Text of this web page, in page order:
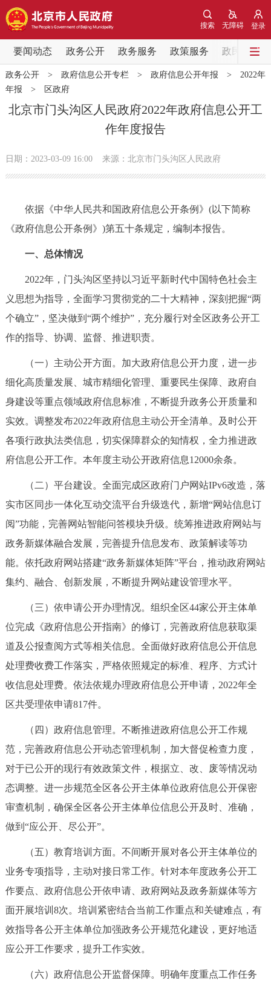
登录
无障碍
搜索
要闻动态 政务公开 政务服务 政策服务 政民互动
要闻动态
党中央精神 国务院信息 中央部委动态
北京要闻 会议信息 部门动态
市领导 机构职能 政策服务
政策兑现
决策公开 专题公开
政务服务
便民服务 利企服务 投资项目
中介服务 阳光政务
12345网上接诉即办 我要咨询 我要建议
参与调查 在线访谈 图说互动
走进北京
北京概况 十六区概览 人文北京
绿色北京 图说北京 视频北京
多语种
ESPAÑOL العربية PORTUGUÊS
ITALIANO
政务公开> 政府信息公开专栏> 政府信息公开年报 > 2022年
年报 > 区政府
北京市门头沟区人民政府2022年政府信息公开工
作年度报告
日期：2023-03-09 16:00 来源：北京市门头沟区人民政府
依据《中华人民共和国政府信息公开条例》(以下简称
《政府信息公开条例》)第五十条规定，编制本报告。
一、总体情况
2022年，门头沟区坚持以习近平新时代中国特色社会主
义思想为指导，全面学习贯彻党的二十大精神，深刻把握“两
个确立”，坚决做到“两个维护”，充分履行对全区政务公开工
作的指导、协调、监督、推进职责。
（一）主动公开方面。加大政府信息公开力度，进一步
细化高质量发展、城市精细化管理、重要民生保障、政府自
身建设等重点领域政府信息标准，不断提升政务公开质量和
实效。调整发布2022年政府信息主动公开全清单。及时公开
各项行政执法类信息，切实保障群众的知情权，全力推进政
府信息公开工作。本年度主动公开政府信息12000余条。
（二）平台建设。全面完成区政府门户网站IPv6改造，落
实市区同步一体化互动交流平台升级迭代，新增“网站信息订
阅”功能，完善网站智能问答模块升级。统筹推进政府网站与
政务新媒体融合发展，完善提升信息发布、政策解读等功
能。依托政府网站搭建“政务新媒体矩阵”平台，推动政府网站
集约、融合、创新发展，不断提升网站建设管理水平。
（三）依申请公开办理情况。组织全区44家公开主体单
位完成《政府信息公开指南》的修订，完善政府信息获取渠
道及公报查阅方式等相关信息。全面做好政府信息公开信息
处理费收费工作落实，严格依照规定的标准、程序、方式计
收信息处理费。依法依规办理政府信息公开申请，2022年全
区共受理依申请817件。
（四）政府信息管理。不断推进政府信息公开工作规
范，完善政府信息公开动态管理机制，加大督促检查力度，
对于已公开的现行有效政策文件，根据立、改、废等情况动
态调整。进一步规范全区各公开主体单位政府信息公开保密
审查机制，确保全区各公开主体单位信息公开及时、准确，
做到“应公开、尽公开”。
（五）教育培训方面。不间断开展对各公开主体单位的
业务专项指导，主动对接日常工作。针对本年度政务公开工
作要点、政府信息公开依申请、政府网站及政务新媒体等方
面开展培训8次。培训紧密结合当前工作重点和关键难点，有
效指导各公开主体单位加强政务公开规范化建设，更好地适
应公开工作要求，提升工作实效。
（六）政府信息公开监督保障。明确年度重点工作任务